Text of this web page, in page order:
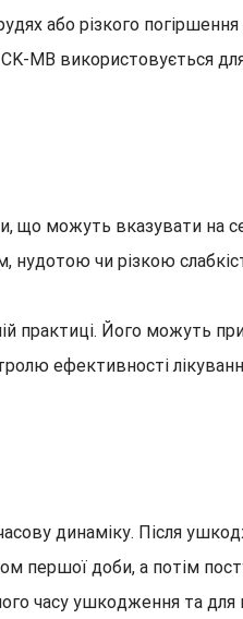
або різкого
використовується для
що можуть вказувати
чи різкою
практиці. Його
ефективності
динаміку. Після
першої доби, а потім
часу ушкодження та